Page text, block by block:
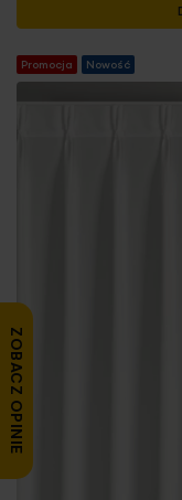
Promocja Nowość
ZOBACZ OPINIE